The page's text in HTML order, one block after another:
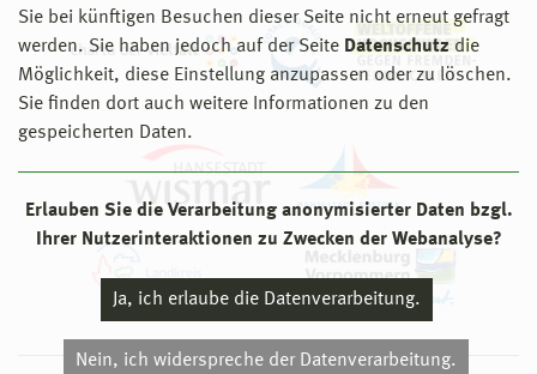
Sie bei künftigen Besuchen dieser Seite nicht erneut gefragt
werden. Sie haben jedoch auf der Seite Datenschutz die
Möglichkeit, diese Einstellung anzupassen oder zu löschen.
Sie finden dort auch weitere Informationen zu den
gespeicherten Daten.
Erlauben Sie die Verarbeitung anonymisierter Daten bzgl.
Ihrer Nutzerinteraktionen zu Zwecken der Webanalyse?
Ja, ich erlaube die Datenverarbeitung.
Nein, ich widerspreche der Datenverarbeitung.